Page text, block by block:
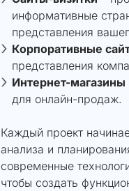
информативные
представления
Корпоративные
представления
Интернет-магазины
для онлайн-продаж.
Каждый проект
анализа и
современные
чтобы создать